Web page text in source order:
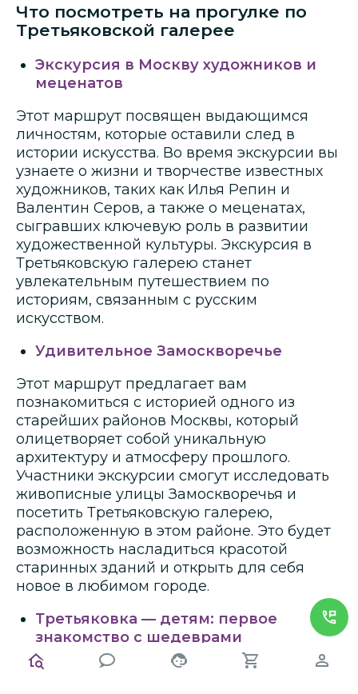
Что посмотреть на прогулке по
Третьяковской галерее
Экскурсия в Москву художников и
меценатов
Этот маршрут посвящен выдающимся
личностям, которые оставили след в
истории искусства. Во время экскурсии вы
узнаете о жизни и творчестве известных
художников, таких как Илья Репин и
Валентин Серов, а также о меценатах,
сыгравших ключевую роль в развитии
художественной культуры. Экскурсия в
Третьяковскую галерею станет
увлекательным путешествием по
историям, связанным с русским
искусством.
Удивительное Замоскворечье
Этот маршрут предлагает вам
познакомиться с историей одного из
старейших районов Москвы, который
олицетворяет собой уникальную
архитектуру и атмосферу прошлого.
Участники экскурсии смогут исследовать
живописные улицы Замоскворечья и
посетить Третьяковскую галерею,
расположенную в этом районе. Это будет
возможность насладиться красотой
старинных зданий и открыть для себя
новое в любимом городе.
Третьяковка — детям: первое
знакомство с шедеврами
Эта экскурсия специально разработана